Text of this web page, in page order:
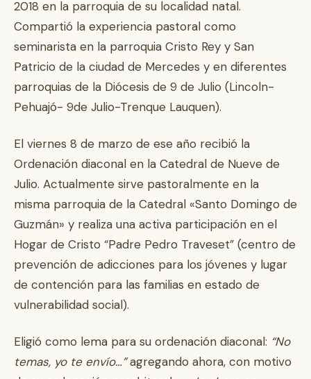
2018 en la parroquia de su localidad natal.
Compartió la experiencia pastoral como
seminarista en la parroquia Cristo Rey y San
Patricio de la ciudad de Mercedes y en diferentes
parroquias de la Diócesis de 9 de Julio (Lincoln-
Pehuajó- 9de Julio-Trenque Lauquen).
El viernes 8 de marzo de ese año recibió la
Ordenación diaconal en la Catedral de Nueve de
Julio. Actualmente sirve pastoralmente en la
misma parroquia de la Catedral «Santo Domingo de
Guzmán» y realiza una activa participación en el
Hogar de Cristo “Padre Pedro Traveset” (centro de
prevención de adicciones para los jóvenes y lugar
de contención para las familias en estado de
vulnerabilidad social).
Eligió como lema para su ordenación diaconal: “No
temas, yo te envío…”agregando ahora, con motivo